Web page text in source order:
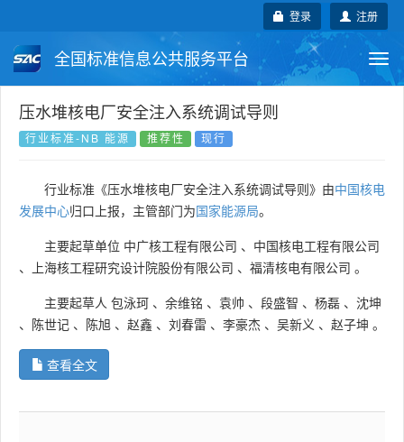
注册
登录
全国标准信息公共服务平台
国家标准 行业标准
国外标准 技术委员会
压水堆核电厂安全注入系统调试导则
行业标准-NB 能源 推荐性 现行
行业标准《压水堆核电厂安全注入系统调试导则》由中国核电
发展中心归口上报，主管部门为国家能源局。
主要起草单位 中广核工程有限公司 、 中国核电工程有限公司
、
上海核工程研究设计院股份有限公司 、 福清核电有限公司 。
主要起草人 包泳珂 、 余维铭 、 袁帅 、 段盛智 、 杨磊 、 沈坤
、
陈世记 、 陈旭 、 赵鑫 、 刘春雷 、 李豪杰 、 吴新义 、 赵子坤 。
查看全文